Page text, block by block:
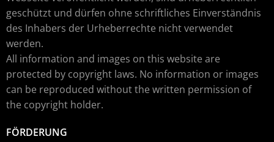
geschützt und dürfen ohne schriftliches Einverständnis
des Inhabers der Urheberrechte nicht verwendet
werden.
All information and images on this website are
protected by copyright laws. No information or images
can be reproduced without the written permission of
the copyright holder.
FÖRDERUNG